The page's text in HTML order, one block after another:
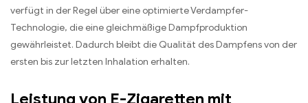
verfügt in der Regel über eine optimierte Verdampfer-
Technologie, die eine gleichmäßige Dampfproduktion
gewährleistet. Dadurch bleibt die Qualität des Dampfens von der
ersten bis zur letzten Inhalation erhalten.
Leistung von E-Zigaretten mit